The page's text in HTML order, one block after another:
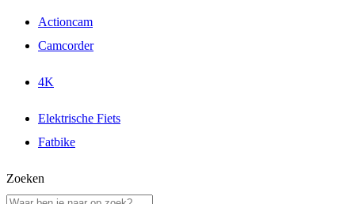
Actioncam
Camcorder
4K
Elektrische Fiets
Fatbike
Zoeken